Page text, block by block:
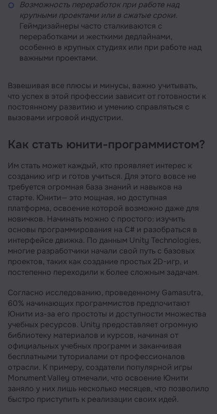
Возможность переработок при работе над
крупными проектами или в сжатые сроки.
Геймдизайнеры часто сталкиваются с
переработками и жесткими дедлайнами,
особенно в крупных студиях или при работе над
важными проектами.
Взвешивая все плюсы и минусы, важно учитывать,
что успех в этой профессии зависит от готовности к
постоянному развитию и умению справляться с
вызовами игровой индустрии.
Как стать юнити-программистом?
Им стать может каждый, кто проявляет интерес к
созданию игр и готов учиться. Для этого вовсе не
требуется огромная база знаний и навыков на
старте. Юнити— это мощная, но доступная
платформа, освоение которой возможно даже для
новичков. Начинать можно с простого: изучить
основы программирования на C# и разобраться в
интерфейсе движка. По данным Unity Technologies,
многие разработчики начали свой путь с базовых
проектов, таких как создание простых 2D-игр, и
постепенно переходили к более сложным задачам.
Согласно исследованию, проведенному Gamasutra,
60% начинающих программистов предпочитают
Юнити из-за его простоты и доступности множества
учебных ресурсов. Unity предоставляет огромную
библиотеку материалов и курсов, начиная от
официальных учебных программ и заканчивая
бесплатными туториалами от профессионалов
отрасли. К примеру, создатели популярной игры
Monument Valley отмечали, что освоение Юнити
заняло у них лишь несколько месяцев, что позволило
быстро приступить к реализации своих идей.